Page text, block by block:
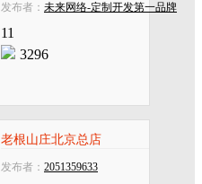
发布者： 未来网络-定制开发第一品牌
11
3296
老根山庄北京总店
发布者： 2051359633